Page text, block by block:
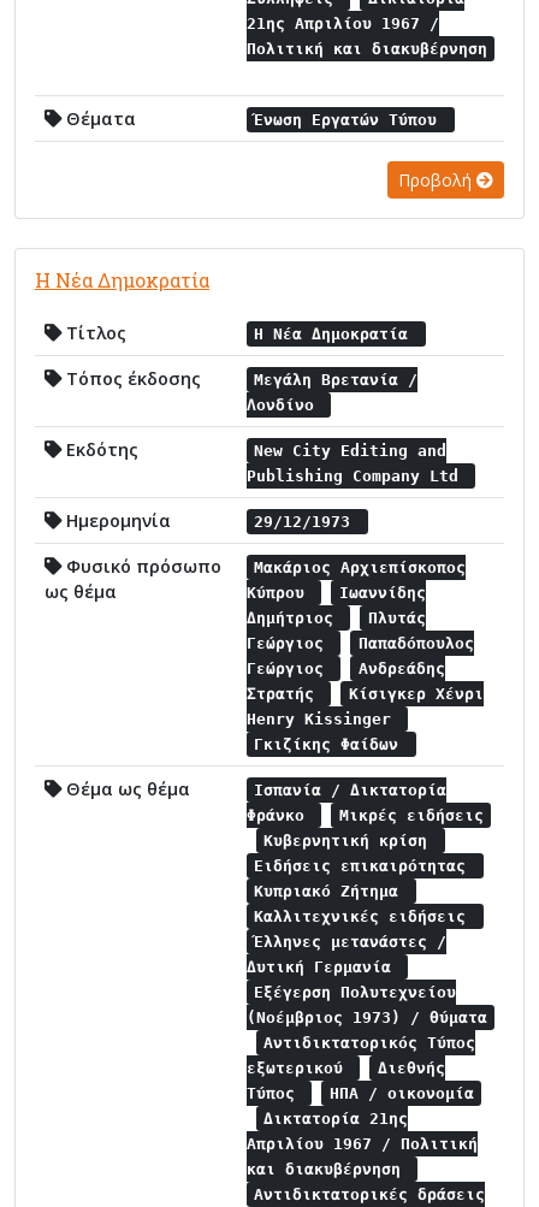
21ης Απριλίου 1967 /
Πολιτική και διακυβέρνηση
Θέματα Ένωση Εργατών Τύπου
Προβολή
Η Νέα Δημοκρατία
Τίτλος Η Νέα Δημοκρατία
Τόπος έκδοσης
Μεγάλη Βρετανία /
Λονδίνο
Εκδότης
New City Editing and
Publishing Company Ltd
Ημερομηνία 29/12/1973
Φυσικό πρόσωπο
ως θέμα
Μακάριος Αρχιεπίσκοπος
Κύπρου
Ιωαννίδης
Δημήτριος
Πλυτάς
Γεώργιος
Παπαδόπουλος
Γεώργιος
Ανδρεάδης
Στρατής
Κίσιγκερ Χένρι
Henry Kissinger
Γκιζίκης Φαίδων
Θέμα ως θέμα
Ισπανία / Δικτατορία
Φράνκο
Μικρές ειδήσεις
Κυβερνητική κρίση
Ειδήσεις επικαιρότητας
Κυπριακό Ζήτημα
Καλλιτεχνικές ειδήσεις
Έλληνες μετανάστες /
Δυτική Γερμανία
Εξέγερση Πολυτεχνείου
(Νοέμβριος 1973) / θύματα
Αντιδικτατορικός Τύπος
εξωτερικού
Διεθνής
Τύπος
ΗΠΑ / οικονομία
Δικτατορία 21ης
Απριλίου 1967 / Πολιτική
και διακυβέρνηση
Αντιδικτατορικές δράσεις